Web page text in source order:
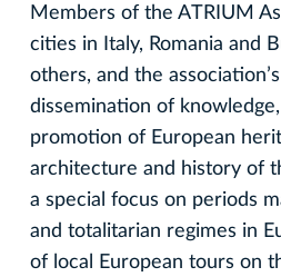
Members of the ATRIUM
cities in Italy, Romania and
others, and the
dissemination of
promotion of European
architecture and history of
a special focus on periods
and totalitarian regimes in
of local European tours on